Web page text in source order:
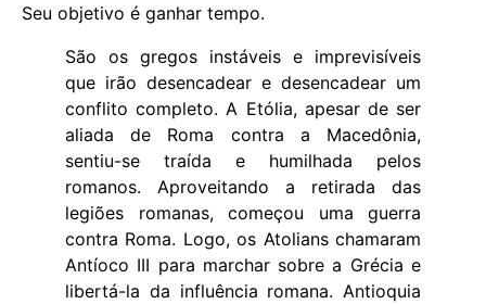
Seu objetivo é ganhar tempo.
São os gregos instáveis ​​e imprevisíveis
que irão desencadear e desencadear um
conflito completo. A Etólia, apesar de ser
aliada de Roma contra a Macedônia,
sentiu-se traída e humilhada pelos
romanos. Aproveitando a retirada das
legiões romanas, começou uma guerra
contra Roma. Logo, os Atolians chamaram
Antíoco III para marchar sobre a Grécia e
libertá-la da influência romana. Antioquia